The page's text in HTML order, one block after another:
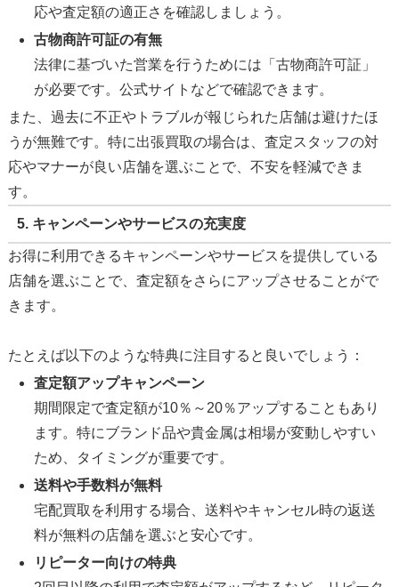
応や査定額の適正さを確認しましょう。
古物商許可証の有無
法律に基づいた営業を行うためには「古物商許可証」
が必要です。公式サイトなどで確認できます。
また、過去に不正やトラブルが報じられた店舗は避けたほ
うが無難です。特に出張買取の場合は、査定スタッフの対
応やマナーが良い店舗を選ぶことで、不安を軽減できま
す。
5. キャンペーンやサービスの充実度
お得に利用できるキャンペーンやサービスを提供している
店舗を選ぶことで、査定額をさらにアップさせることがで
きます。
たとえば以下のような特典に注目すると良いでしょう：
査定額アップキャンペーン
期間限定で査定額が10％～20％アップすることもあり
ます。特にブランド品や貴金属は相場が変動しやすい
ため、タイミングが重要です。
送料や手数料が無料
宅配買取を利用する場合、送料やキャンセル時の返送
料が無料の店舗を選ぶと安心です。
リピーター向けの特典